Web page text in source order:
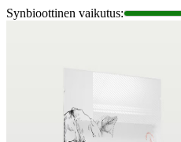
Synbioottinen vaikutus: